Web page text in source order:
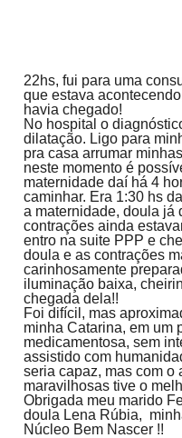
22hs, fui para uma
que estava
havia chegado!
No hospital o
dilatação. Ligo para
pra casa arrumar
neste momento é
maternidade daí há 4
caminhar. Era 1:30 hs
a maternidade, doula já
contrações ainda
entro na suite PPP e
doula e as contrações
carinhosamente
iluminação baixa,
chegada dela!!
Foi difícil, mas
minha Catarina, em um
medicamentosa, sem
assistido com
seria capaz, mas com o
maravilhosas tive o
Obrigada meu marido
doula Lena Rúbia,
Núcleo Bem Nascer !!